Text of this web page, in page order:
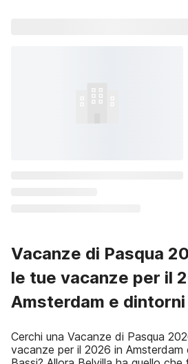
Vacanze di Pasqua
le tue vacanze per il
Amsterdam e dintorni
Cerchi una Vacanze di Pasqua
vacanze per il 2026 in Amsterdam